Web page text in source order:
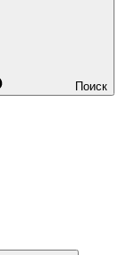
Поиск